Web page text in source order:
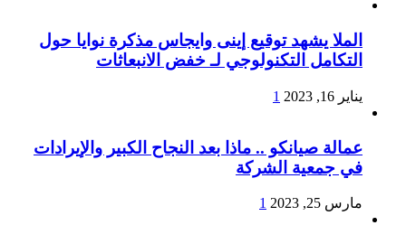
الملا يشهد توقيع إينى وايجاس مذكرة نوايا حول
التكامل التكنولوجي لـ خفض الانبعاثات
يناير 16, 2023 1
عمالة صيانكو .. ماذا بعد النجاح الكبير والإيرادات
في جمعية الشركة
مارس 25, 2023 1